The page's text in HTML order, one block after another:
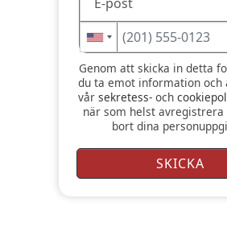
Genom att skicka in detta formulär vill
du ta emot information och
vår sekretess-och
när som helst avregistrera
bort dina